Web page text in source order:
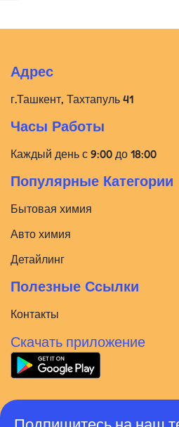
Адрес
г.Ташкент, Тахтапуль 41
Часы Работы
Каждый день с 9:00 до 18:00
Популярные Категории
Бытовая химия
Авто химия
Детайлинг
Полезные Ссылки
Контакты
Скачать приложение